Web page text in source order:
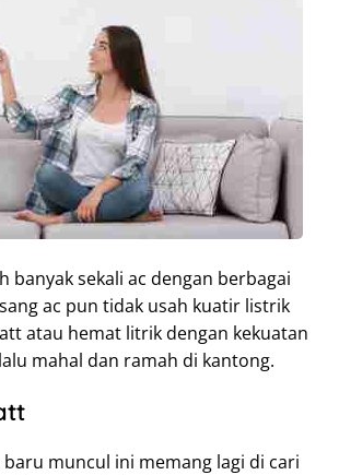
banyak sekali ac dengan berbagai
ac pun tidak usah kuatir listrik
atau hemat litrik dengan kekuatan
mahal dan ramah di kantong.
muncul ini memang lagi di cari